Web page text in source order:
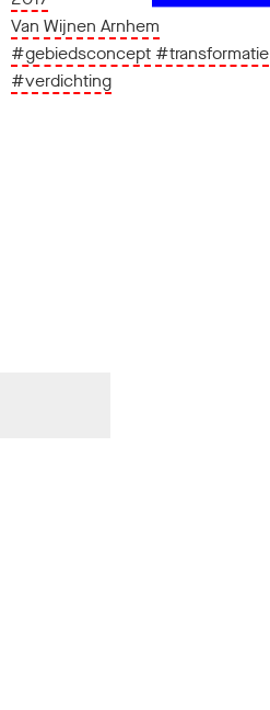
Van Wijnen Arnhem
#gebiedsconcept #transformatie
#verdichting